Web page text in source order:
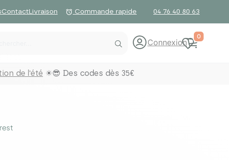
ContactLivraison alarm Commande rapide 04 76 40 80 63
Connexion
0
de l'été ☀😎 Des codes dès 35€